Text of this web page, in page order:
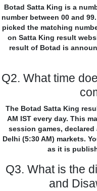
Botad Satta King is a
number between 00 and
picked the matching
on Satta King result
result of Botad is
Q2. What time
The Botad Satta King
AM IST every day. This
session games, declared
Delhi (5:30 AM) markets.
as it is
Q3. What is the
and